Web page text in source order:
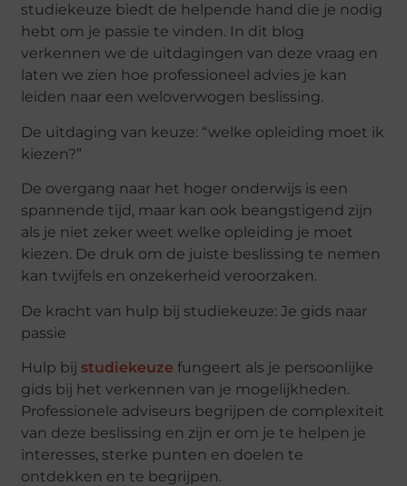
studiekeuze biedt de helpende hand die je nodig
hebt om je passie te vinden. In dit blog
verkennen we de uitdagingen van deze vraag en
laten we zien hoe professioneel advies je kan
leiden naar een weloverwogen beslissing.
De uitdaging van keuze: “welke opleiding moet ik
kiezen?”
De overgang naar het hoger onderwijs is een
spannende tijd, maar kan ook beangstigend zijn
als je niet zeker weet welke opleiding je moet
kiezen. De druk om de juiste beslissing te nemen
kan twijfels en onzekerheid veroorzaken.
De kracht van hulp bij studiekeuze: Je gids naar
passie
Hulp bij studiekeuze fungeert als je persoonlijke
gids bij het verkennen van je mogelijkheden.
Professionele adviseurs begrijpen de complexiteit
van deze beslissing en zijn er om je te helpen je
interesses, sterke punten en doelen te
ontdekken en te begrijpen.